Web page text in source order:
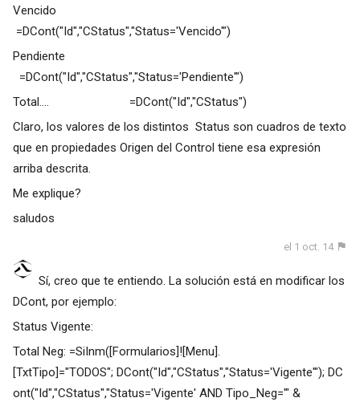
Vencido
=DCont("Id","CStatus","Status='Vencido'")
Pendiente
=DCont("Id","CStatus","Status='Pendiente'")
Total.... =DCont("Id","CStatus")
Claro, los valores de los distintos Status son cuadros de texto
que en propiedades Origen del Control tiene esa expresión
arriba descrita.
Me explique?
saludos
el 1 oct. 14
Sí, creo que te entiendo. La solución está en modificar los
DCont, por ejemplo:
Status Vigente:
Total Neg: =SiInm([Formularios]![Menu].
[TxtTipo]="TODOS"; DCont("Id","CStatus","Status='Vigente'"); DC
ont("Id","CStatus","Status='Vigente' AND Tipo_Neg='" &